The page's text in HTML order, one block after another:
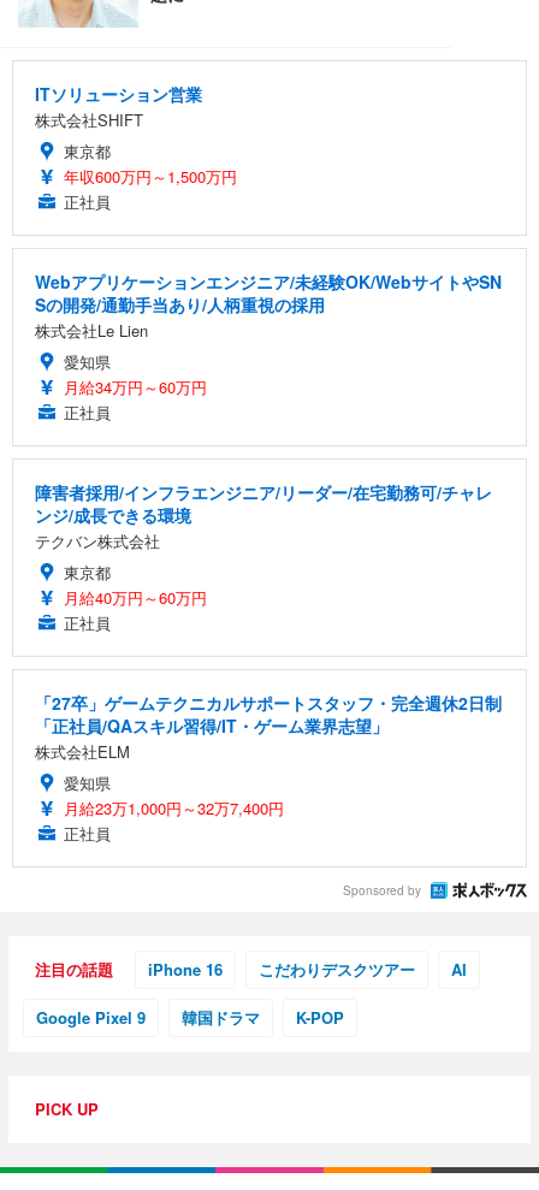
ITソリューション営業
株式会社SHIFT
東京都
年収600万円～1,500万円
正社員
Webアプリケーションエンジニア/未経験OK/WebサイトやSN
Sの開発/通勤手当あり/人柄重視の採用
株式会社Le Lien
愛知県
月給34万円～60万円
正社員
障害者採用/インフラエンジニア/リーダー/在宅勤務可/チャレ
ンジ/成長できる環境
テクバン株式会社
東京都
月給40万円～60万円
正社員
「27卒」ゲームテクニカルサポートスタッフ・完全週休2日制
「正社員/QAスキル習得/IT・ゲーム業界志望」
株式会社ELM
愛知県
月給23万1,000円～32万7,400円
正社員
Sponsored by
注目の話題 iPhone 16 こだわりデスクツアー AI
Google Pixel 9 韓国ドラマ K-POP
PICK UP